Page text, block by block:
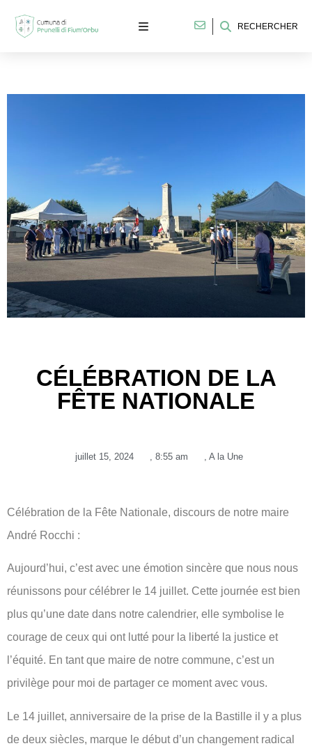
RECHERCHER
CÉLÉBRATION DE LA
FÊTE NATIONALE
juillet 15, 2024 , 8:55 am , A la Une
Célébration de la Fête Nationale, discours de notre maire
André Rocchi :
Aujourd’hui, c’est avec une émotion sincère que nous nous
réunissons pour célébrer le 14 juillet. Cette journée est bien
plus qu’une date dans notre calendrier, elle symbolise le
courage de ceux qui ont lutté pour la liberté la justice et
l’équité. En tant que maire de notre commune, c’est un
privilège pour moi de partager ce moment avec vous.
Le 14 juillet, anniversaire de la prise de la Bastille il y a plus
de deux siècles, marque le début d’un changement radical